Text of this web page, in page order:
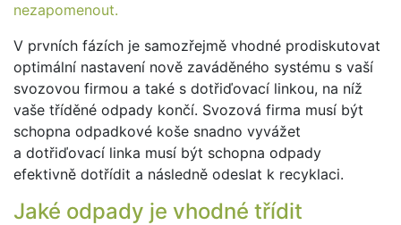
nezapomenout.
V prvních fázích je samozřejmě vhodné prodiskutovat
optimální nastavení nově zaváděného systému s vaší
svozovou firmou a také s dotřiďovací linkou, na níž
vaše tříděné odpady končí. Svozová firma musí být
schopna odpadkové koše snadno vyvážet
a dotřiďovací linka musí být schopna odpady
efektivně dotřídit a následně odeslat k recyklaci.
Jaké odpady je vhodné třídit